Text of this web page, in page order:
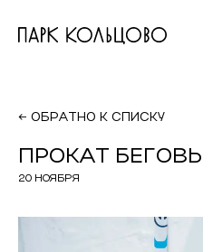
На главную
← ОБРАТНО К СПИСКУ
ПРОКАТ
20 НОЯБРЯ